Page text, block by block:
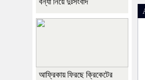
আফ্রিকায় ফিরছে ক্রিকেটের